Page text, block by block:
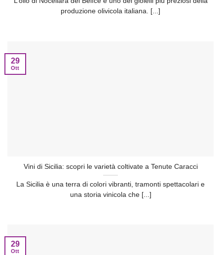
produzione olivicola italiana. [...]
Vini di Sicilia: scopri le varietà coltivate a Tenute Caracci
La Sicilia è una terra di colori vibranti, tramonti spettacolari e
una storia vinicola che [...]
29
Ott
29
Ott